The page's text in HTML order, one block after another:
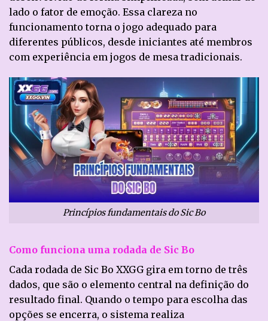
lado o fator de emoção. Essa clareza no
funcionamento torna o jogo adequado para
diferentes públicos, desde iniciantes até membros
com experiência em jogos de mesa tradicionais.
Princípios fundamentais do Sic Bo
Como funciona uma rodada de Sic Bo
Cada rodada de Sic Bo XXGG gira em torno de três
dados, que são o elemento central na definição do
resultado final. Quando o tempo para escolha das
opções se encerra, o sistema realiza